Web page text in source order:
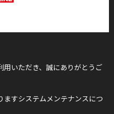
用いただき、誠にありがとうご
すシステムメンテナンスにつ